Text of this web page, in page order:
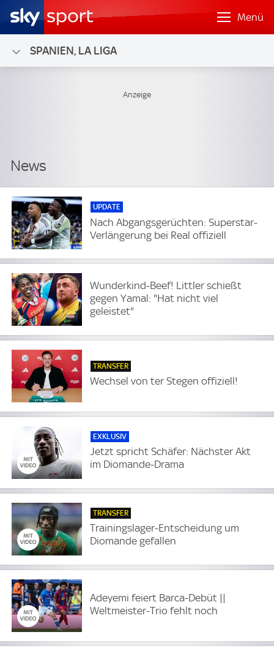
Menü
SPANIEN, LA LIGA
UPDATE
Nach Abgangsgerüchten: Superstar-
Verlängerung bei Real offiziell
Wunderkind-Beef! Littler schießt
gegen Yamal: "Hat nicht viel
geleistet"
TRANSFER
Wechsel von ter Stegen offiziell!
EXKLUSIV
Jetzt spricht Schäfer: Nächster Akt
im Diomande-Drama
TRANSFER
Trainingslager-Entscheidung um
Diomande gefallen
Adeyemi feiert Barca-Debüt ||
Weltmeister-Trio fehlt noch